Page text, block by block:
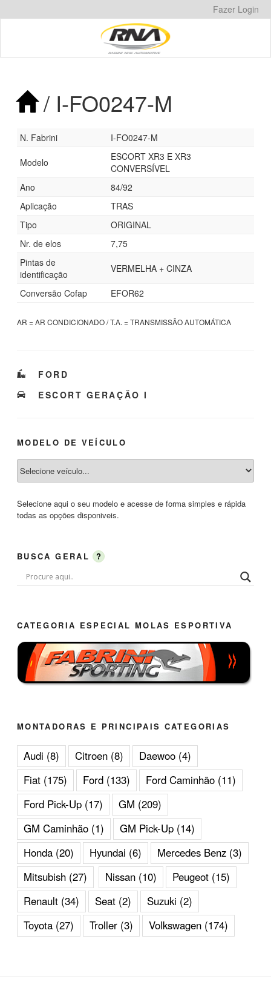
para
Fazer Login
/ I-FO0247-M
N. Fabrini I-FO0247-M
Modelo
ESCORT XR3 E XR3
CONVERSÍVEL
Ano
84/92
Aplicação
TRAS
Tipo
ORIGINAL
Nr. de elos
7,75
Pintas de
identificação
VERMELHA + CINZA
Conversão Cofap EFOR62
AR = AR CONDICIONADO / T.A. = TRANSMISSÃO AUTOMÁTICA
CATEGORIAS
FORD
TAGS
ESCORT GERAÇÃO I
MODELO DE VEÍCULO
Selecione aqui o seu modelo e acesse de forma simples e rápida
todas as opções disponiveis.
BUSCA GERAL ?
CATEGORIA ESPECIAL MOLAS ESPORTIVA
MONTADORAS E PRINCIPAIS CATEGORIAS
Audi (8) Citroen (8) Daewoo (4)
Fiat (175) Ford (133) Ford Caminhão (11)
Ford Pick-Up (17) GM (209)
GM Caminhão (1) GM Pick-Up (14)
Honda (20) Hyundai (6) Mercedes Benz (3)
Mitsubish (27) Nissan (10) Peugeot (15)
Renault (34) Seat (2) Suzuki (2)
Toyota (27) Troller (3) Volkswagen (174)